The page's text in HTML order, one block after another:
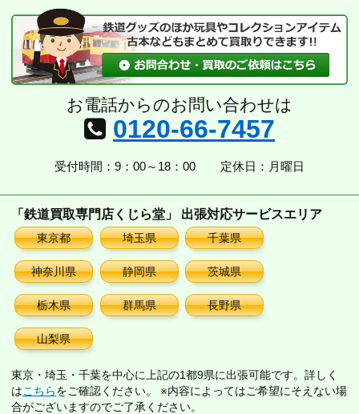
ブ
お電話からのお問い合わせは
0120-66-7457
受付時間：9：00～18：00 定休日：月曜日
「鉄道買取専門店くじら堂」 出張対応サービスエリア
東京都 埼玉県 千葉県
神奈川県 静岡県 茨城県
栃木県 群馬県 長野県
山梨県
東京・埼玉・千葉を中心に上記の1都9県に出張可能です。詳しく
はこちらをご確認ください。 ※内容によってはご希望にそえない場
合がございますのでご了承ください。